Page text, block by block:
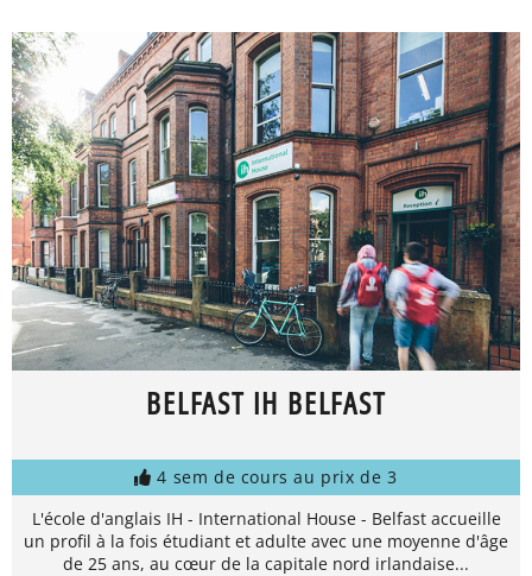
BELFAST IH BELFAST
4 sem de cours au prix de 3
L'école d'anglais IH - International House - Belfast accueille
un profil à la fois étudiant et adulte avec une moyenne d'âge
de 25 ans, au cœur de la capitale nord irlandaise...